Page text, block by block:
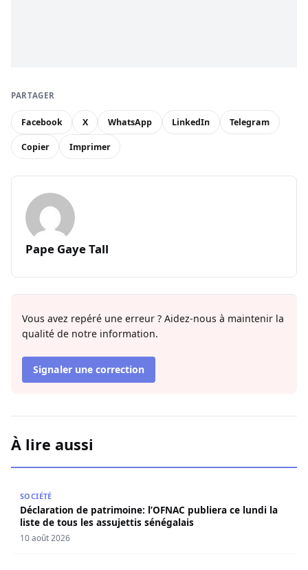
PARTAGER
Facebook X WhatsApp LinkedIn Telegram
Copier Imprimer
Pape Gaye Tall
Vous avez repéré une erreur ? Aidez-nous à maintenir la
qualité de notre information.
Signaler une correction
À lire aussi
SOCIÉTÉ
Déclaration de patrimoine: l’OFNAC publiera ce lundi la
liste de tous les assujettis sénégalais
10 août 2026